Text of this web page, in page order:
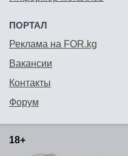
ПОРТАЛ
Реклама на FOR.kg
Вакансии
Контакты
Форум
18+